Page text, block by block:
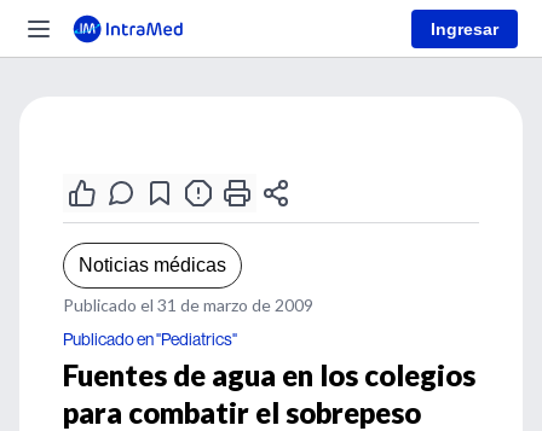
Ingresar
Noticias médicas
Publicado el 31 de marzo de 2009
Publicado en "Pediatrics"
Fuentes de agua en los colegios
para combatir el sobrepeso